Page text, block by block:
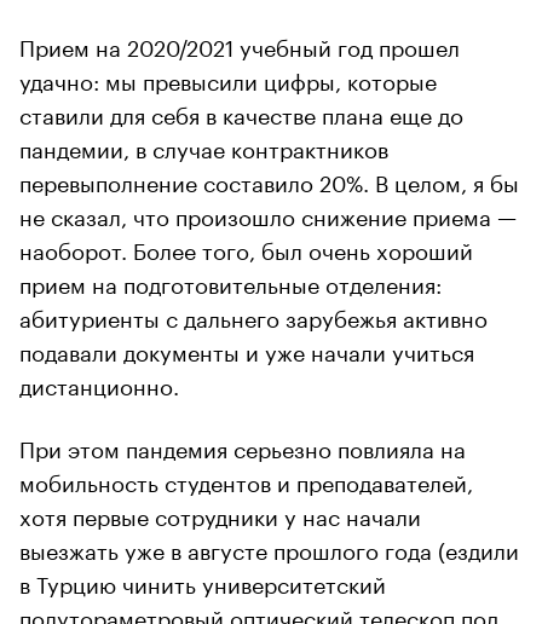
Прием на 2020/2021 учебный год прошел
удачно: мы превысили цифры, которые
ставили для себя в качестве плана еще до
пандемии, в случае контрактников
перевыполнение составило 20%. В целом, я бы
не сказал, что произошло снижение приема —
наоборот. Более того, был очень хороший
прием на подготовительные отделения:
абитуриенты с дальнего зарубежья активно
подавали документы и уже начали учиться
дистанционно.
При этом пандемия серьезно повлияла на
мобильность студентов и преподавателей,
хотя первые сотрудники у нас начали
выезжать уже в августе прошлого года (ездили
в Турцию чинить университетский
полутораметровый оптический телескоп под